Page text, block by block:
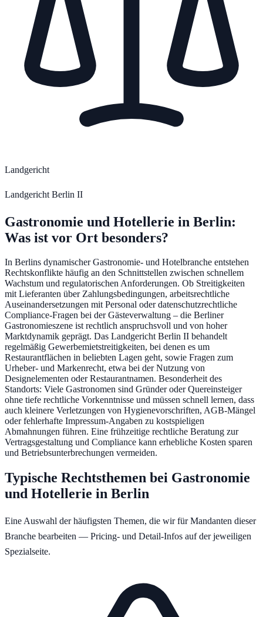
Landgericht
Landgericht Berlin II
Gastronomie und Hotellerie in Berlin:
Was ist vor Ort besonders?
In Berlins dynamischer Gastronomie- und Hotelbranche entstehen
Rechtskonflikte häufig an den Schnittstellen zwischen schnellem
Wachstum und regulatorischen Anforderungen. Ob Streitigkeiten
mit Lieferanten über Zahlungsbedingungen, arbeitsrechtliche
Auseinandersetzungen mit Personal oder datenschutzrechtliche
Compliance-Fragen bei der Gästeverwaltung – die Berliner
Gastronomieszene ist rechtlich anspruchsvoll und von hoher
Marktdynamik geprägt. Das Landgericht Berlin II behandelt
regelmäßig Gewerbemietstreitigkeiten, bei denen es um
Restaurantflächen in beliebten Lagen geht, sowie Fragen zum
Urheber- und Markenrecht, etwa bei der Nutzung von
Designelementen oder Restaurantnamen. Besonderheit des
Standorts: Viele Gastronomen sind Gründer oder Quereinsteiger
ohne tiefe rechtliche Vorkenntnisse und müssen schnell lernen, dass
auch kleinere Verletzungen von Hygienevorschriften, AGB-Mängel
oder fehlerhafte Impressum-Angaben zu kostspieligen
Abmahnungen führen. Eine frühzeitige rechtliche Beratung zur
Vertragsgestaltung und Compliance kann erhebliche Kosten sparen
und Betriebsunterbrechungen vermeiden.
Typische Rechtsthemen bei Gastronomie
und Hotellerie in Berlin
Eine Auswahl der häufigsten Themen, die wir für Mandanten dieser
Branche bearbeiten — Pricing- und Detail-Infos auf der jeweiligen
Spezialseite.